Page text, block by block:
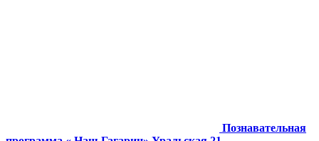
Познавательная